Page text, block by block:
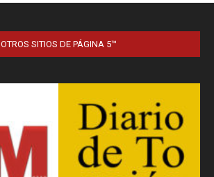
OTROS SITIOS DE PÁGINA 5™